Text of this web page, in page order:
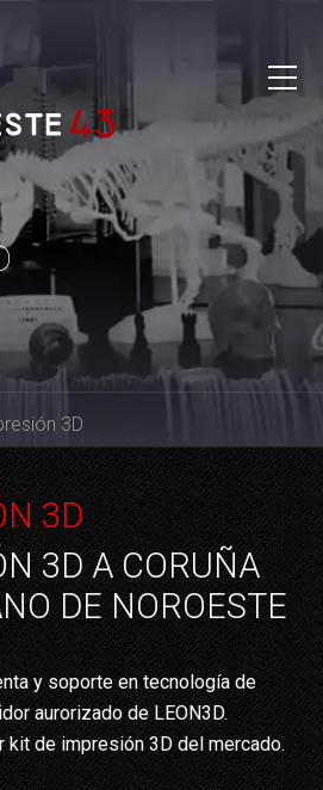
3D
3D
3D A CORUÑA
DE NOROESTE
y soporte en tecnología de
aurorizado de LEON3D.
kit de impresión 3D del mercado.